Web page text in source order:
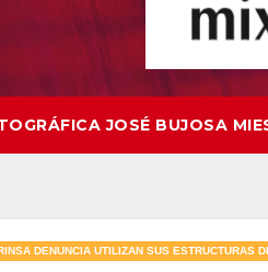
JOSÉ BUJOSA
DENUNCIA UTILIZAN SUS ESTRUCTURAS